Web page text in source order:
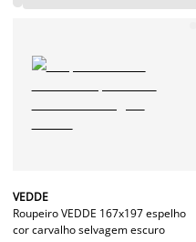
VEDDE
Roupeiro VEDDE 167x197 espelho
cor carvalho selvagem escuro